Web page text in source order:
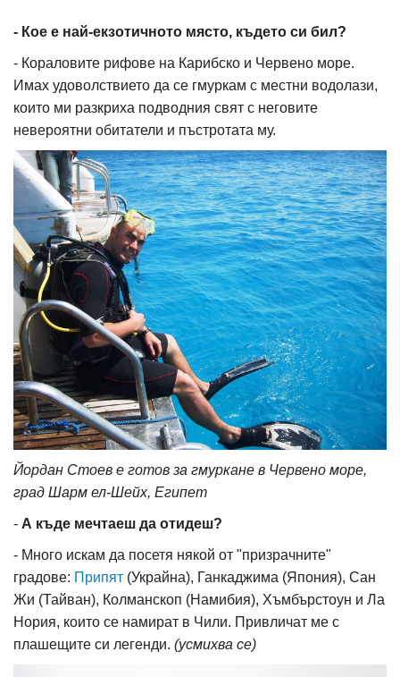
- Кое е най-екзотичното място, където си бил?
- Кораловите рифове на Карибско и Червено море.
Имах удоволствието да се гмуркам с местни водолази,
които ми разкриха подводния свят с неговите
невероятни обитатели и пъстротата му.
Йордан Стоев е готов за гмуркане в Червено море,
град Шарм ел-Шейх, Египет
- А къде мечтаеш да отидеш?
- Много искам да посетя някой от "призрачните"
градове: Припят (Украйна), Ганкаджима (Япония), Сан
Жи (Тайван), Колманскоп (Намибия), Хъмбърстоун и Ла
Нория, които се намират в Чили. Привличат ме с
плашещите си легенди. (усмихва се)